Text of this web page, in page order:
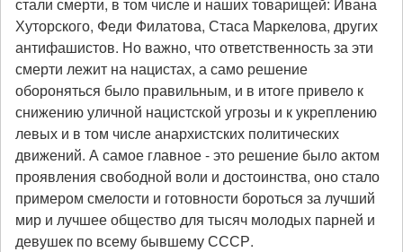
Хуторского, Феди Филатова, Стаса Маркелова, других
антифашистов. Но важно, что ответственность за эти
смерти лежит на нацистах, а само решение
обороняться было правильным, и в итоге привело к
снижению уличной нацистской угрозы и к укреплению
левых и в том числе анархистских политических
движений. А самое главное - это решение было актом
проявления свободной воли и достоинства, оно стало
примером смелости и готовности бороться за лучший
мир и лучшее общество для тысяч молодых парней и
девушек по всему бывшему СССР.